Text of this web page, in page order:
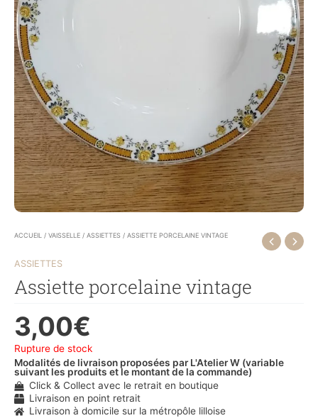
ACCUEIL / VAISSELLE / ASSIETTES / ASSIETTE PORCELAINE VINTAGE
ASSIETTES
Assiette porcelaine vintage
3,00€
Rupture de stock
Modalités de livraison proposées par L'Atelier W (variable
suivant les produits et le montant de la commande)
Click & Collect avec le retrait en boutique
Livraison en point retrait
Livraison à domicile sur la métropôle lilloise